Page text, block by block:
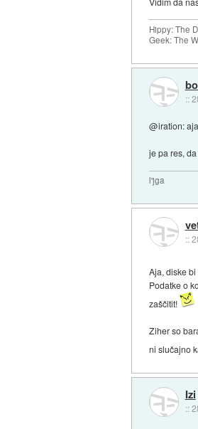
Hippy: The
Geek: The
::
@iration:
je pa res,
l'jga
::
Aja, diske
Podatke o
zaščitit!
Ziher so
ni slučajno
Izi
::